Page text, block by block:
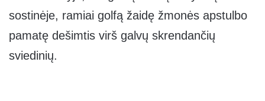
sostinėje, ramiai golfą žaidę žmonės apstulbo
pamatę dešimtis virš galvų skrendančių
sviedinių.